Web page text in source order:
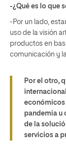
-¿Qué es lo que
-Por un lado,
uso de la visión
productos en
comunicación y
Por el otro,
económicos
pandemia u
de la
servicios a